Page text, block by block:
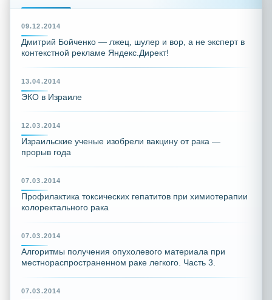
09.12.2014
Дмитрий Бойченко — лжец, шулер и вор, а не эксперт в
контекстной рекламе Яндекс.Директ!
13.04.2014
ЭКО в Израиле
12.03.2014
Израильские ученые изобрели вакцину от рака —
прорыв года
07.03.2014
Профилактика токсических гепатитов при химиотерапии
колоректального рака
07.03.2014
Алгоритмы получения опухолевого материала при
местнораспространенном раке легкого. Часть 3.
07.03.2014